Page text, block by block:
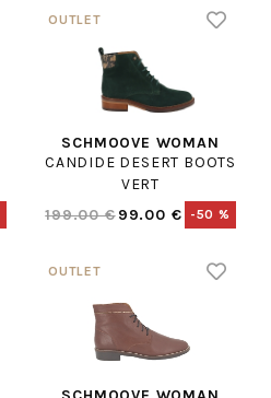
SCHMOOVE WOMAN
CANDIDE DESERT BOOTS
VERT
199.00 €99.00 € -50 %